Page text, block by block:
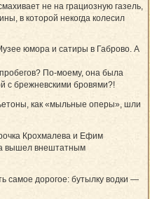
не на грациозную газель,
в которой некогда колесил
юмора и сатиры в Габрово. А
По-моему, она была
с брежневскими бровями?!
как «мыльные оперы», шли
Крохмалева и Ефим
а вышел внештатным
самое дорогое: бутылку водки —